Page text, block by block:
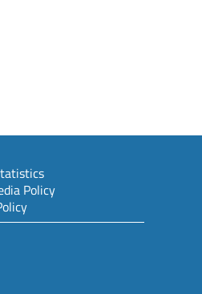
Policy